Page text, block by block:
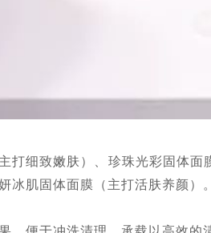
打细致嫩肤）、珍珠光彩固体
冰肌固体面膜（主打活肤养颜）。